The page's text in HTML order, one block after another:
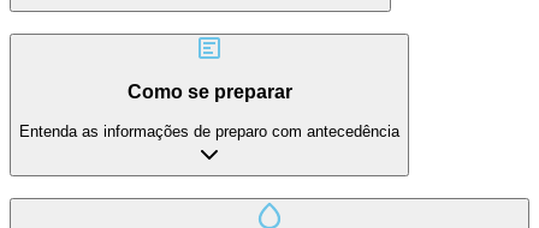
Como se preparar
Entenda as informações de preparo com antecedência